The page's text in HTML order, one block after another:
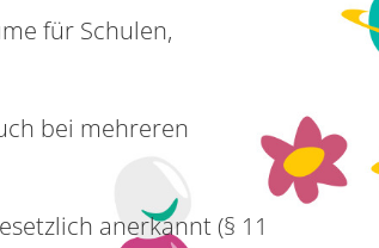
für Schulen,
bei mehreren
anerkannt (§ 11